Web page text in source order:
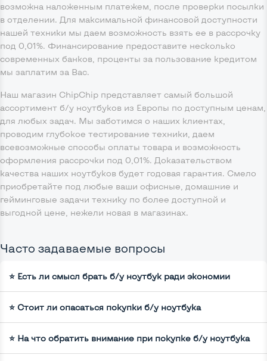
возможна наложенным платежем, после проверки посылки
в отделении. Для максимальной финансовой доступности
нашей техники мы даем возможность взять ее в рассрочку
под 0,01%. Финансирование предоставите несколько
современных банков, проценты за пользование кредитом
мы заплатим за Вас.
Наш магазин ChipChip представляет самый большой
ассортимент б/у ноутбуков из Европы по доступным ценам,
для любых задач. Мы заботимся о наших клиентах,
проводим глубокое тестирование техники, даем
всевозможные способы оплаты товара и возможность
оформления рассрочки под 0,01%. Доказательством
качества наших ноутбуков будет годовая гарантия. Смело
приобретайте под любые ваши офисные, домашние и
гейминговые задачи технику по более доступной и
выгодной цене, нежели новая в магазинах.
Часто задаваемые вопросы
⭐ Есть ли смысл брать б/у ноутбук ради экономии
⭐ Стоит ли опасаться покупки б/у ноутбука
⭐ На что обратить внимание при покупке б/у ноутбука